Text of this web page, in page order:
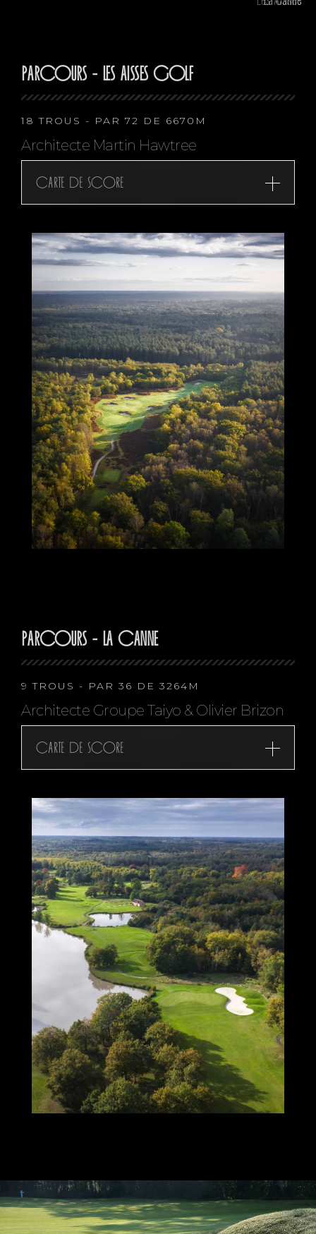
PARCOURS - LES AISSES GOLF
18 TROUS - PAR 72 DE 6670M
Architecte Martin Hawtree
Carte de score
PARCOURS - LA CANNE
9 TROUS - PAR 36 DE 3264M
Architecte Groupe Taiyo & Olivier Brizon
Carte de score